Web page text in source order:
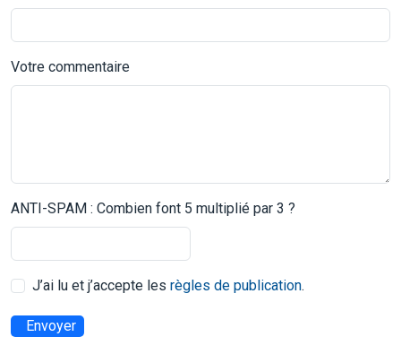
Votre commentaire
ANTI-SPAM : Combien font 5 multiplié par 3 ?
J’ai lu et j’accepte les règles de publication.
Envoyer